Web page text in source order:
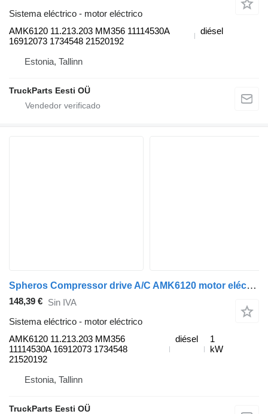
Sistema eléctrico - motor eléctrico
AMK6120 11.213.203 MM356 11114530A
16912073 1734548 21520192
diésel
Estonia, Tallinn
TruckParts Eesti OÜ
Spheros Compressor drive A/C AMK6120 motor eléctrico para Volvo B7, B8, B9, B12 autobús
148,39 € Sin IVA
Sistema eléctrico - motor eléctrico
AMK6120 11.213.203 MM356
11114530A 16912073 1734548
21520192
diésel
1
kW
Estonia, Tallinn
TruckParts Eesti OÜ